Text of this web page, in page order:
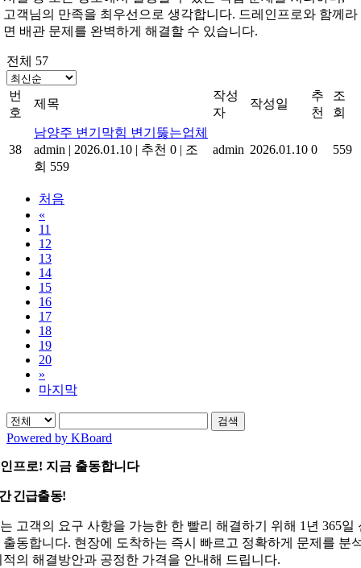
고객님의 만족을 최우선으로 생각합니다. 드레인프로와 함께라
면 배관 문제를 완벽하게 해결할 수 있습니다.
전체 57
번
호
제목
작성
자
작성일
추
천
조
회
38
남양주 변기막힘 변기뚫는업체
admin | 2026.01.10 | 추천 0 | 조
회 559
admin 2026.01.10 0 559
처음
«
11
12
13
14
15
16
17
18
19
20
»
마지막
검색
Powered by KBoard
프로! 지금 출동합니다
긴급출동!
고객의 요구 사항을 가능한 한 빨리 해결하기 위해 1년 365일
출동합니다. 현장에 도착하는 즉시 빠르고 정확하게 문제를 분
적의 해결방안과 공정한 가격을 안내해 드립니다.